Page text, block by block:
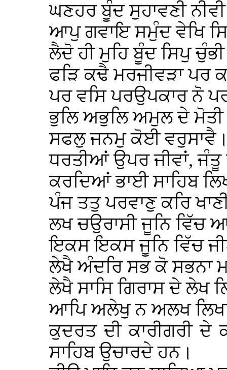
ਘਣਹਰ ਬੂੰਦ ਸੁਹਾਵਣੀ
ਆਪੁ ਗਵਾਇ ਸਮੁੰਦ ਵੇਖਿ
ਲੈਦੋ ਹੀ ਮੁਹਿ ਬੂੰਦ ਸਿਪੁ
ਫੜਿ ਕਢੈ ਮਰਜੀਵੜਾ ਪਰ
ਪਰ ਵਸਿ ਪਰਉਪਕਾਰ ਨੋ
ਭੁਲਿ ਅਭੁਲਿ ਅਮੁਲ ਦੇ
ਸਫਲੁ ਜਨਮੁ ਕੋਈ
ਧਰਤੀਆਂ ਉਪਰ ਜੀਵਾਂ, ਜੰਤੂ
ਕਰਦਿਆਂ ਭਾਈ ਸਾਹਿਬ
ਪੰਜ ਤਤੁ ਪਰਵਾਣੁ ਕਰਿ
ਲਖ ਚਉਰਾਸੀ ਜੂਨਿ
ਇਕਸ ਇਕਸ ਜੂਨਿ ਵਿੱਚ
ਲੇਖੈ ਅੰਦਰਿ ਸਭ ਕੋ ਸਭਨਾ
ਲੇਖੈ ਸਾਸਿ ਗਿਰਾਸ ਦੇ ਲੇਖ
ਆਪਿ ਅਲੇਖੁ ਨ ਅਲਖ
ਕੁਦਰਤ ਦੀ ਕਾਰੀਗਰੀ
ਸਾਹਿਬ ਉਚਾਰਦੇ ਹਨ।